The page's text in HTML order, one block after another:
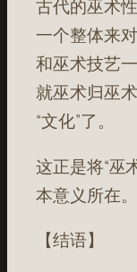
古代的巫术
一个整体来
和巫术技艺
就巫术归巫
“文化”了。
这正是将“巫
本意义所在。
【结语】